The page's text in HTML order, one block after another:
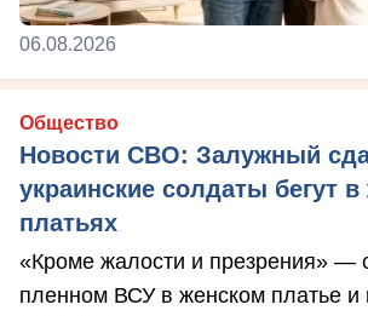
06.08.2026
Общество
Новости СВО: Залужный
украинские солдаты бегут в
платьях
«Кроме жалости и презрения» —
пленном ВСУ в женском платье и